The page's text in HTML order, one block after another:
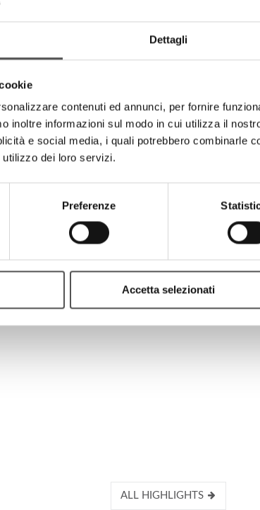
Dettagli
contenuti ed annunci, per fornire
inoltre informazioni sul modo in cui utilizza il
e social media, i quali potrebbero combinarle
dei loro servizi.
Preferenze
Accetta selezionati
HIGHLIGHTS
ALL HIGHLIGHTS